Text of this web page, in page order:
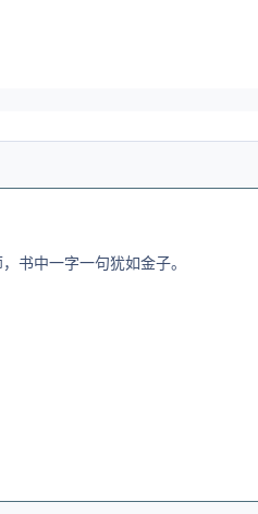
书中一字一句犹如金子。